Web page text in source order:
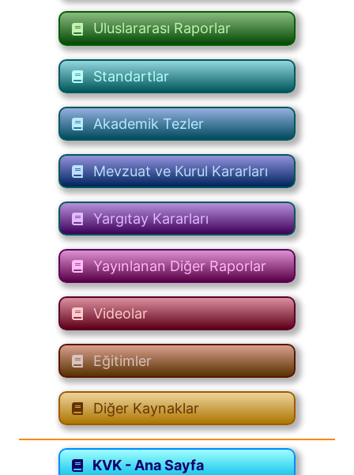
Uluslararası Raporlar
Standartlar
Akademik Tezler
Mevzuat ve Kurul Kararları
Yargıtay Kararları
Yayınlanan Diğer Raporlar
Videolar
Eğitimler
Diğer Kaynaklar
KVK - Ana Sayfa